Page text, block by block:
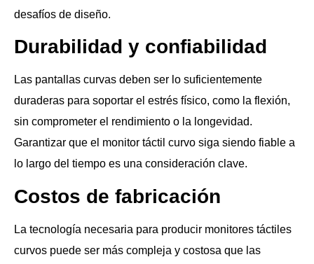
desafíos de diseño.
Durabilidad y confiabilidad
Las pantallas curvas deben ser lo suficientemente
duraderas para soportar el estrés físico, como la flexión,
sin comprometer el rendimiento o la longevidad.
Garantizar que el monitor táctil curvo siga siendo fiable a
lo largo del tiempo es una consideración clave.
Costos de fabricación
La tecnología necesaria para producir monitores táctiles
curvos puede ser más compleja y costosa que las